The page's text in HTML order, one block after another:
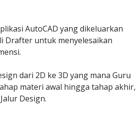
AutoCAD yang dikeluarkan
Drafter untuk menyelesaikan
dari 2D ke 3D yang mana Guru
materi awal hingga tahap akhir,
Design.